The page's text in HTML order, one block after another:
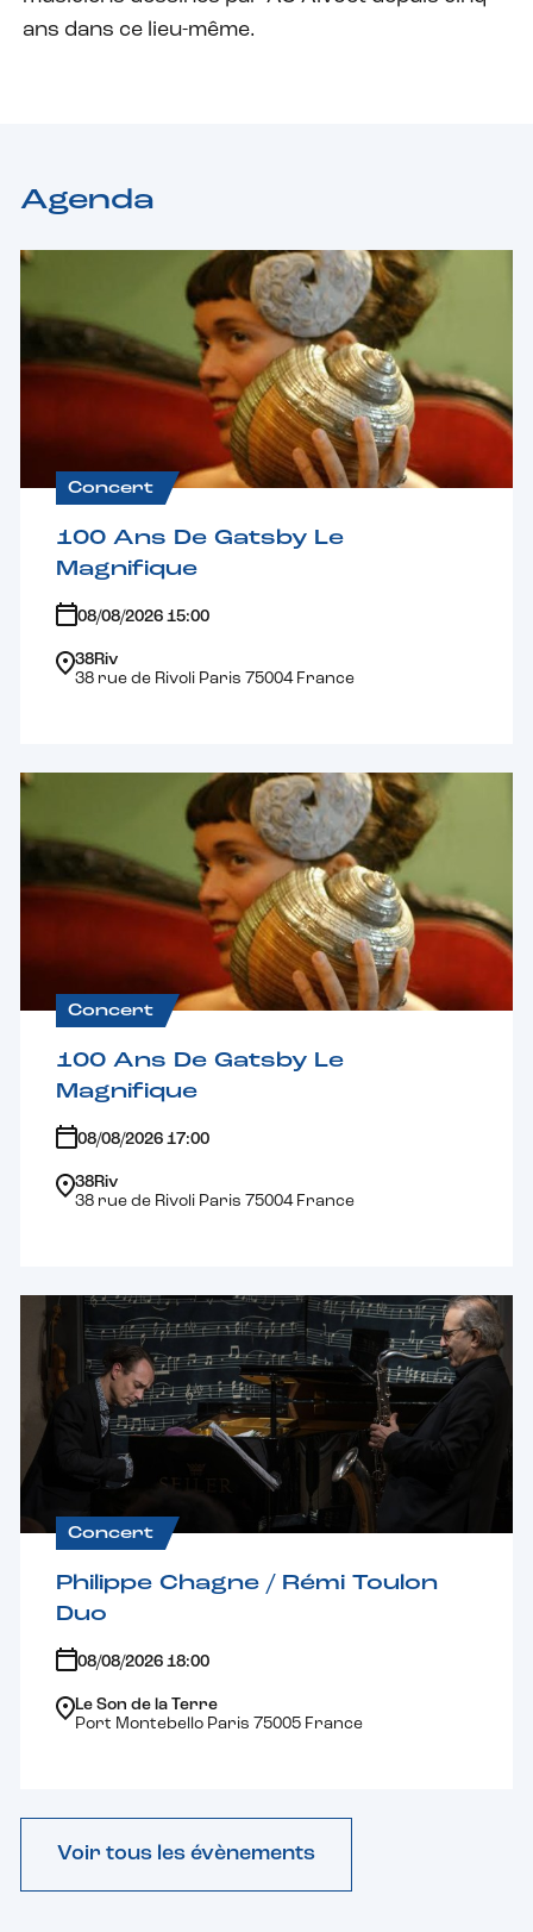
ans dans ce lieu-même.
Agenda
Concert
100 Ans De Gatsby Le
Magnifique
08/08/2026 15:00
38Riv
38 rue de Rivoli Paris 75004 France
Concert
100 Ans De Gatsby Le
Magnifique
08/08/2026 17:00
38Riv
38 rue de Rivoli Paris 75004 France
Concert
Philippe Chagne / Rémi Toulon
Duo
08/08/2026 18:00
Le Son de la Terre
Port Montebello Paris 75005 France
Voir tous les évènements